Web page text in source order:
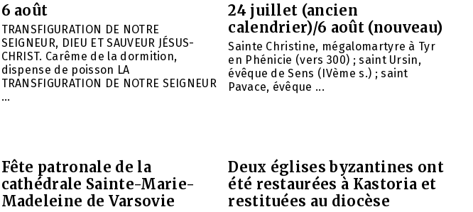
6 août
TRANSFIGURATION DE NOTRE
SEIGNEUR, DIEU ET SAUVEUR JÉSUS-
CHRIST. Carême de la dormition,
dispense de poisson LA
TRANSFIGURATION DE NOTRE SEIGNEUR
...
24 juillet (ancien
calendrier)/6 août (nouveau)
Sainte Christine, mégalomartyre à Tyr
en Phénicie (vers 300) ; saint Ursin,
évêque de Sens (IVème s.) ; saint
Pavace, évêque ...
Fête patronale de la
cathédrale Sainte-Marie-
Madeleine de Varsovie
Deux églises byzantines ont
été restaurées à Kastoria et
restituées au diocèse